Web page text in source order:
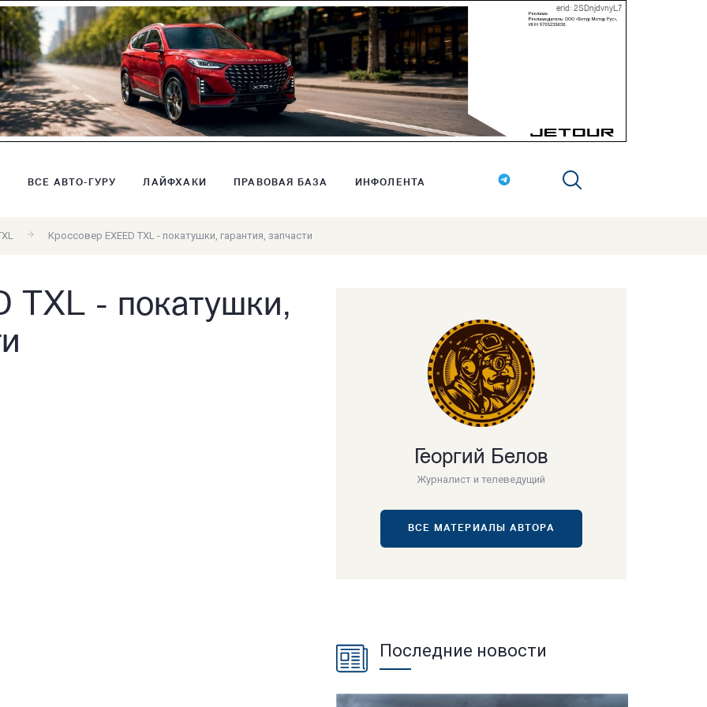
erid: 2SDnjdvnyL7
ВСЕ АВТО-ГУРУ ЛАЙФХАКИ ПРАВОВАЯ БАЗА ИНФОЛЕНТА
Кроссовер EXEED TXL - покатушки, гарантия, запчасти
TXL - покатушки,
Георгий Белов
Журналист и телеведущий
ВСЕ МАТЕРИАЛЫ АВТОРА
Последние новости